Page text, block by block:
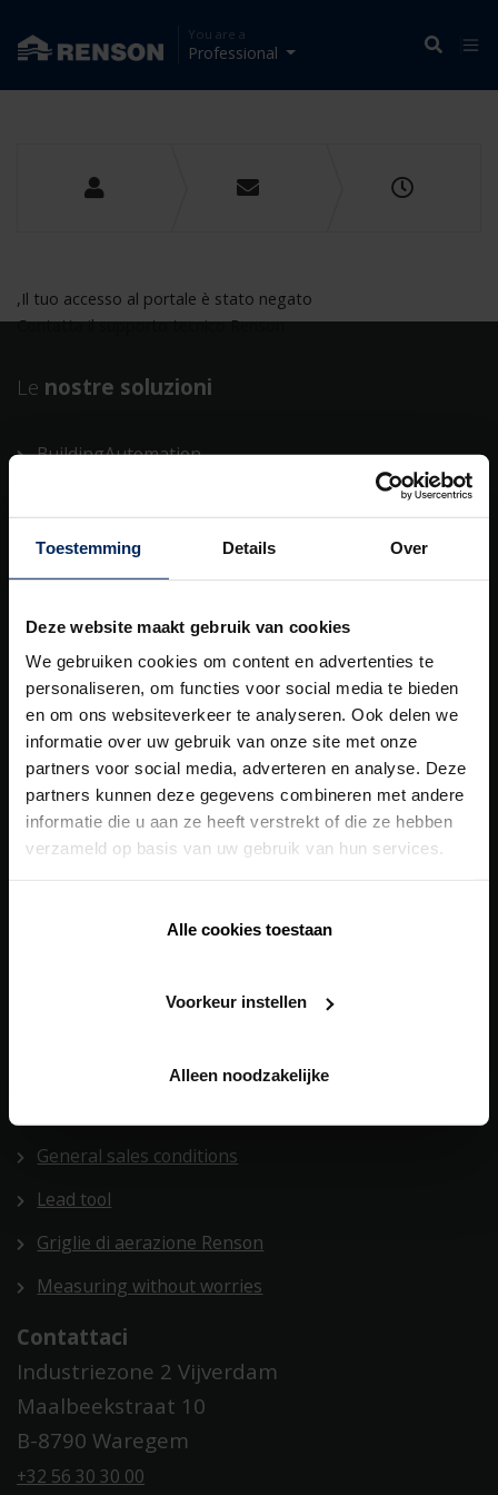
Toestemming Details Over
Deze website maakt gebruik van cookies
We gebruiken cookies om content en advertenties te
personaliseren, om functies voor social media te bieden
en om ons websiteverkeer te analyseren. Ook delen we
informatie over uw gebruik van onze site met onze
partners voor social media, adverteren en analyse. Deze
partners kunnen deze gegevens combineren met andere
informatie die u aan ze heeft verstrekt of die ze hebben
verzameld op basis van uw gebruik van hun services.
Alle cookies toestaan
Voorkeur instellen
Alleen noodzakelijke
You are a
Professional
,Il tuo accesso al portale è stato negato
Contatta il supporto tecnico Renson
Le nostre soluzioni
BuildingAutomation
Outdoor
Rivestimenti per facciata
Schermature solari
Ventilazione
Building automation
Lenostre soluzioni globali
Concetto di appartamento sano
Strumenti digitali
General sales conditions
Lead tool
Griglie di aerazione Renson
Measuring without worries
Contattaci
Industriezone 2 Vijverdam
Maalbeekstraat 10
B-8790 Waregem
+32 56 30 30 00